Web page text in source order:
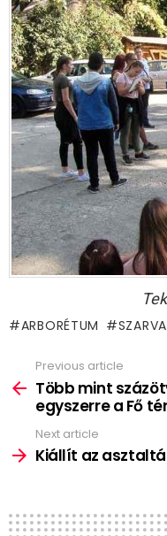
ARBORÉTUM
more
Previous article
Több mint
egyszerre a Fő
Next article
Kiállít az